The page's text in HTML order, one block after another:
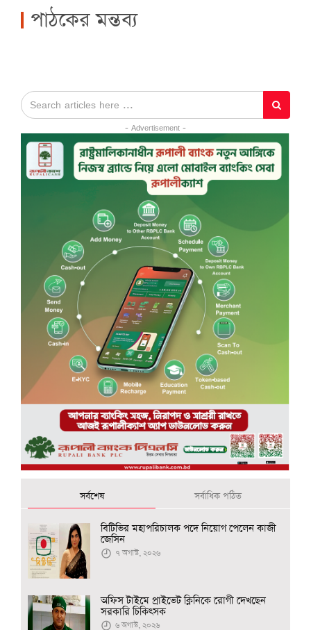
পাঠকের মন্তব্য
- Advertisement -
সর্বশেষ সর্বাধিক পঠিত
বিটিভির মহাপরিচালক পদে নিয়োগ পেলেন কাজী
জেসিন
৭ অগাস্ট, ২০২৬
অফিস টাইমে প্রাইভেট ক্লিনিকে রোগী দেখছেন
সরকারি চিকিৎসক
৬ অগাস্ট, ২০২৬